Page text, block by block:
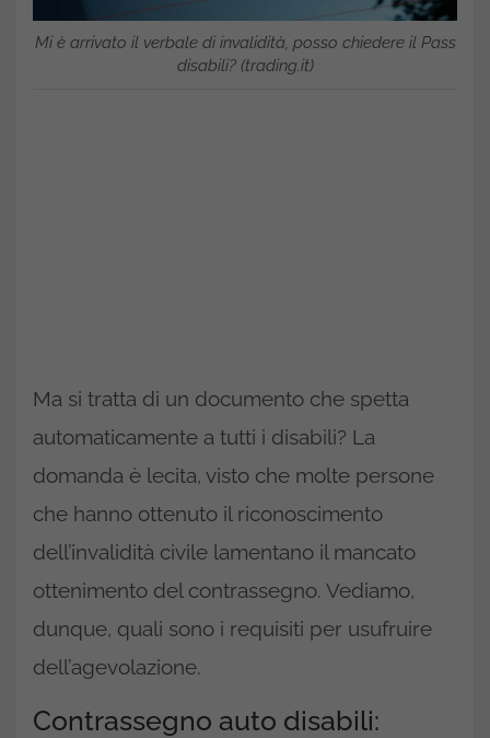
Mi è arrivato il verbale di invalidità, posso chiedere il Pass
disabili? (trading.it)
Ma si tratta di un documento che spetta
automaticamente a tutti i disabili? La
domanda è lecita, visto che molte persone
che hanno ottenuto il riconoscimento
dell’invalidità civile lamentano il mancato
ottenimento del contrassegno. Vediamo,
dunque, quali sono i requisiti per usufruire
dell’agevolazione.
Contrassegno auto disabili: